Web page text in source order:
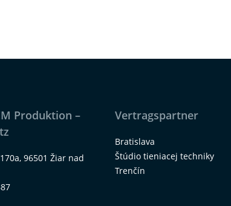
Produktion –
96501 Žiar nad
Vertragspartner
Bratislava
Štúdio tieniacej techniky
Trenčín